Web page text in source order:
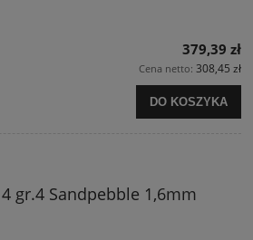
379,39 zł
Cena netto: 308,45 zł
DO KOSZYKA
gr.4 Sandpebble 1,6mm